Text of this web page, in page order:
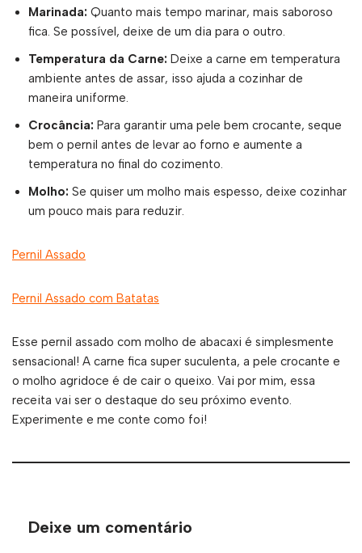
Marinada: Quanto mais tempo marinar, mais saboroso
fica. Se possível, deixe de um dia para o outro.
Temperatura da Carne: Deixe a carne em temperatura
ambiente antes de assar, isso ajuda a cozinhar de
maneira uniforme.
Crocância: Para garantir uma pele bem crocante, seque
bem o pernil antes de levar ao forno e aumente a
temperatura no final do cozimento.
Molho: Se quiser um molho mais espesso, deixe cozinhar
um pouco mais para reduzir.
Pernil Assado
Pernil Assado com Batatas
Esse pernil assado com molho de abacaxi é simplesmente
sensacional! A carne fica super suculenta, a pele crocante e
o molho agridoce é de cair o queixo. Vai por mim, essa
receita vai ser o destaque do seu próximo evento.
Experimente e me conte como foi!
Deixe um comentário